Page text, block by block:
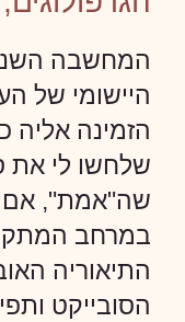
המחשבה
היישומי של
הזמינה אליה
שלחשו לי את
שה"אמת", אם
במרחב
התיאוריה
הסובייקט